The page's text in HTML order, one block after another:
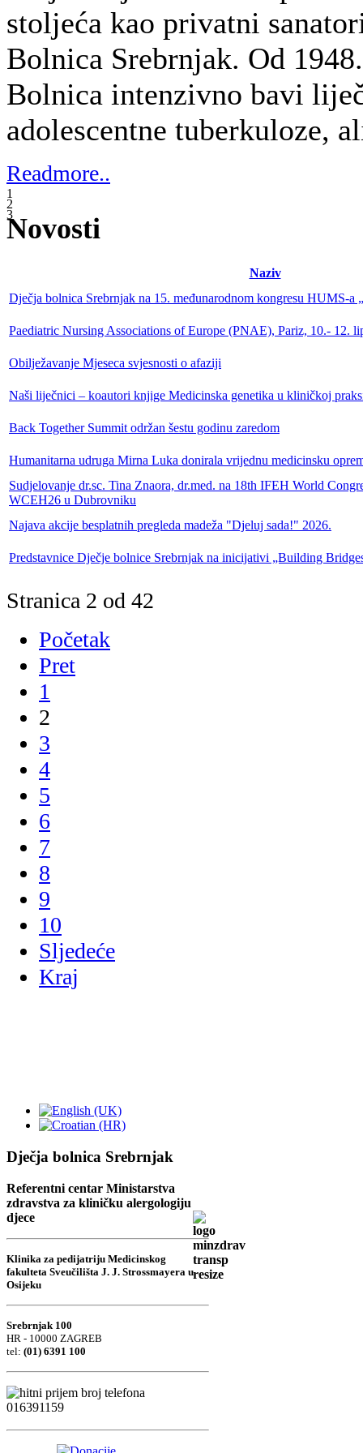
Obilježavanje Mjeseca svjesnosti o afaziji
Naši liječnici – koautori knjige Medicinska genetika u kliničkoj
Back Together Summit održan šestu godinu zaredom
Humanitarna udruga Mirna Luka donirala vrijednu medicinsku
Sudjelovanje dr.sc. Tina Znaora, dr.med. na 18th IFEH World
Najava akcije besplatnih pregleda madeža "Djeluj sada!" 2026.
Predstavnice Dječje bolnice Srebrnjak na inicijativi „Building
Početak
Pret
2
3
4
5
6
7
8
9
Sljedeće
Kraj
Dječja bolnica Srebrnjak
Referentni centar Ministarstva
zdravstva za kliničku alergologiju
djece
Klinika za pedijatriju Medicinskog
fakulteta Sveučilišta J. J. Strossmayera u
Osijeku
Srebrnjak 100
HR - 10000 ZAGREB
tel: (01) 6391 100